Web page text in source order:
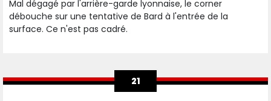
Mal dégagé par l'arrière-garde lyonnaise, le corner
débouche sur une tentative de Bard à l'entrée de la
surface. Ce n'est pas cadré.
21